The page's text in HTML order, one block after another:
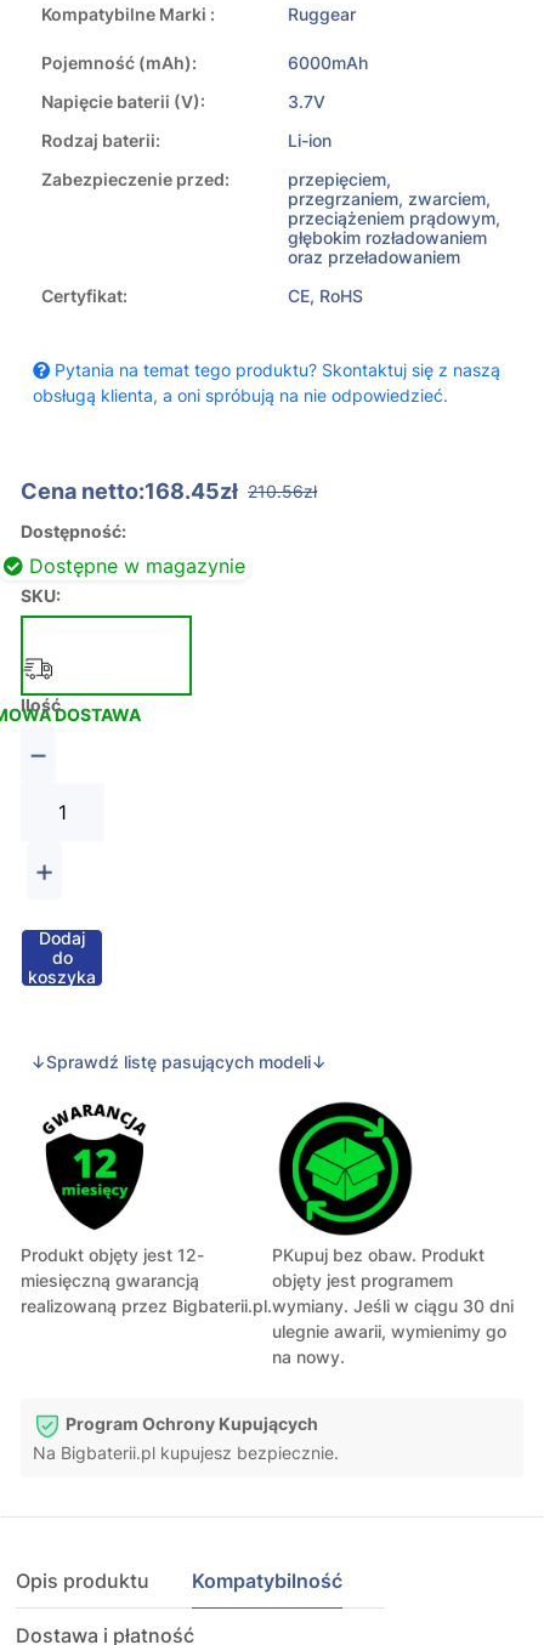
Kompatybilne Marki : Ruggear
Pojemność (mAh):
6000mAh
Napięcie baterii (V):
3.7V
Rodzaj baterii:
Li-ion
Zabezpieczenie przed:
przepięciem,
przegrzaniem, zwarciem,
przeciążeniem prądowym,
głębokim rozładowaniem
oraz przeładowaniem
Certyfikat:
CE, RoHS
Pytania na temat tego produktu? Skontaktuj się z naszą
obsługą klienta, a oni spróbują na nie odpowiedzieć.
Cena netto:168.45zł 210.56zł
Dostępność:
Dostępne w magazynie
SKU:
DOSTAWA
Ilość
−
+
Dodaj
do
koszyka
↓Sprawdź listę pasujących modeli↓
Produkt objęty jest 12-
miesięczną gwarancją
realizowaną przez Bigbaterii.pl.
PKupuj bez obaw. Produkt
objęty jest programem
wymiany. Jeśli w ciągu 30 dni
ulegnie awarii, wymienimy go
na nowy.
Program Ochrony Kupujących
Na Bigbaterii.pl kupujesz bezpiecznie.
Opis produktu Kompatybilność
Dostawa i płatność